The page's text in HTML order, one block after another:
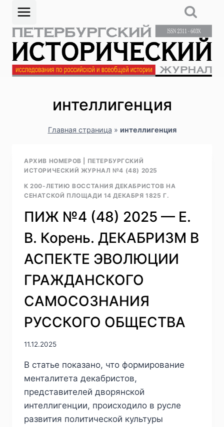
Перейти
содержимому
интеллигенция
Главная страница » интеллигенция
АРХИВ НОМЕРОВ
ПЕТЕРБУРГСКИЙ
ИСТОРИЧЕСКИЙ ЖУРНАЛ №4 (48) 2025
К 200-ЛЕТИЮ ВОССТАНИЯ ДЕКАБРИСТОВ НА
СЕНАТСКОЙ ПЛОЩАДИ 14 ДЕКАБРЯ 1825 Г.
ПИЖ №4 (48) 2025 — Е.
В. Корень. ДЕКАБРИЗМ В
АСПЕКТЕ ЭВОЛЮЦИИ
ГРАЖДАНСКОГО
САМОСОЗНАНИЯ
РУССКОГО ОБЩЕСТВА
11.12.2025
В статье показано, что формирование
менталитета декабристов,
представителей дворянской
интеллигенции, происходило в русле
развития политической культуры